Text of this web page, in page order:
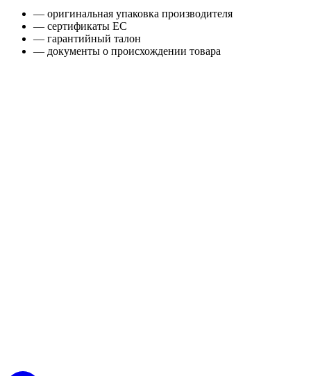
— оригинальная упаковка производителя
— сертификаты ЕС
— гарантийный талон
— документы о происхождении товара